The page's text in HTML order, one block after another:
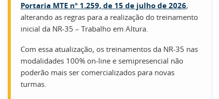
Portaria MTE nº 1.259, de 15 de julho de 2026,
alterando as regras para a realização do treinamento
inicial da NR-35 – Trabalho em Altura.
Com essa atualização, os treinamentos da NR-35 nas
modalidades 100% on-line e semipresencial não
poderão mais ser comercializados para novas
turmas.